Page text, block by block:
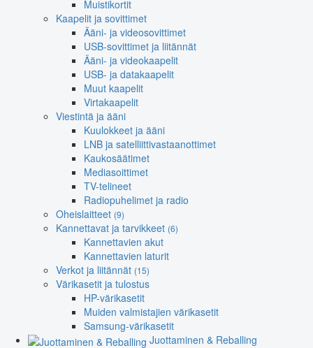
Muistikortit
Kaapelit ja sovittimet
Ääni- ja videosovittimet
USB-sovittimet ja liitännät
Ääni- ja videokaapelit
USB- ja datakaapelit
Muut kaapelit
Virtakaapelit
Viestintä ja ääni
Kuulokkeet ja ääni
LNB ja satelliittivastaanottimet
Kaukosäätimet
Mediasoittimet
TV-telineet
Radiopuhelimet ja radio
Oheislaitteet (9)
Kannettavat ja tarvikkeet (6)
Kannettavien akut
Kannettavien laturit
Verkot ja liitännät (15)
Värikasetit ja tulostus
HP-värikasetit
Muiden valmistajien värikasetit
Samsung-värikasetit
Juottaminen & Reballing